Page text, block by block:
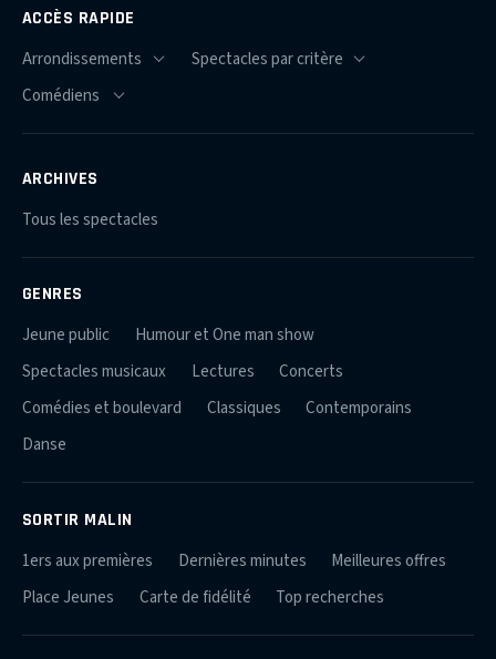
ACCÈS RAPIDE
ARCHIVES
Tous les spectacles
GENRES
Jeune public
Humour et One man show
Spectacles musicaux
Lectures
Concerts
Comédies et boulevard
Classiques
Contemporains
Danse
SORTIR MALIN
1ers aux premières Dernières minutes
Meilleures offres
Place Jeunes
Carte de fidélité Top recherches